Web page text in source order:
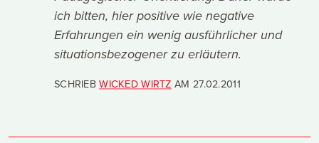
ich bitten, hier positive wie negative
Erfahrungen ein wenig ausführlicher und
situationsbezogener zu erläutern.
SCHRIEBWICKED WIRTZ AM 27.02.2011